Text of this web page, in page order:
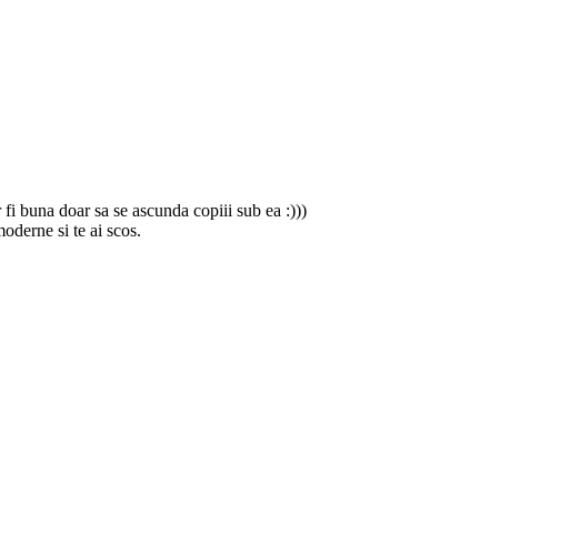
buna doar sa se ascunda copiii sub ea :)))
si te ai scos.